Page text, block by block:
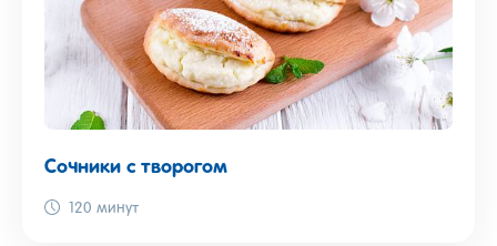
Сочники с творогом
120 минут